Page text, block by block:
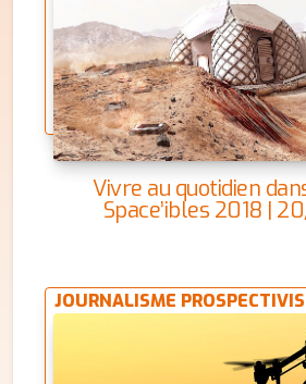
Vivre au quotidien
Space’ibles 2018 |
JOURNALISME